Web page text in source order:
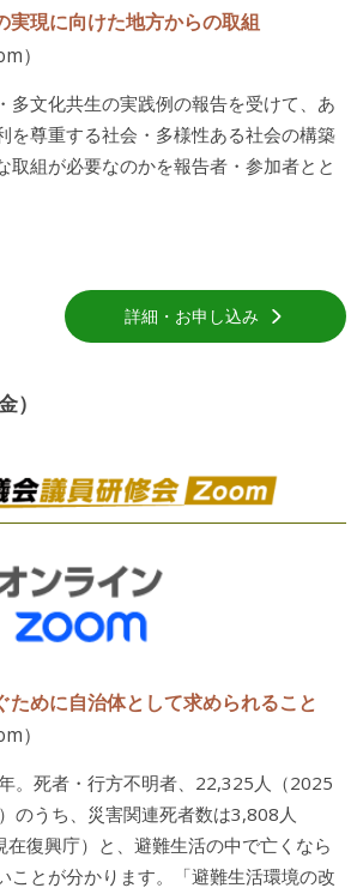
実現に向けた地方からの取組
）
多文化共生の実践例の報告を受けて、あ
を尊重する社会・多様性ある社会の構築
取組が必要なのかを報告者・参加者とと
詳細・お申し込み
）
ために自治体として求められること
）
。死者・行方不明者、22,325人（2025
のうち、災害関連死者数は3,808人
在復興庁）と、避難生活の中で亡くなら
ことが分かります。「避難生活環境の改